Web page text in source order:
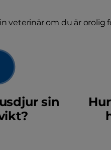
veterinär om du är
sin